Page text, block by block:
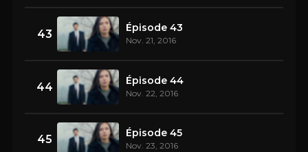
43 Épisode 43
Nov. 21, 2016
44 Épisode 44
Nov. 22, 2016
45 Épisode 45
Nov. 23, 2016